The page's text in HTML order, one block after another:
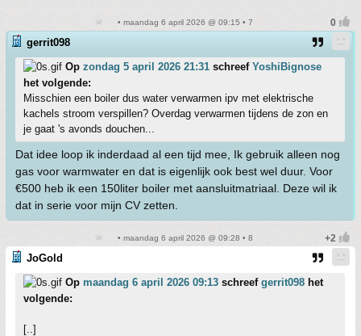
• maandag 6 april 2026 @ 09:15 • 7
gerrit098
Op zondag 5 april 2026 21:31 schreef YoshiBignose
het volgende:
Misschien een boiler dus water verwarmen ipv met elektrische
kachels stroom verspillen? Overdag verwarmen tijdens de zon en
je gaat 's avonds douchen...
Dat idee loop ik inderdaad al een tijd mee, Ik gebruik alleen nog
gas voor warmwater en dat is eigenlijk ook best wel duur. Voor
€500 heb ik een 150liter boiler met aansluitmatriaal. Deze wil ik
dat in serie voor mijn CV zetten.
• maandag 6 april 2026 @ 09:28 • 8
JoGold
Op maandag 6 april 2026 09:13 schreef gerrit098 het
volgende:
[..]